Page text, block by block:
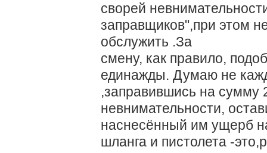
сворей
заправщиков",при этом
обслужить .За
смену, как правило,
единажды. Думаю не
,заправившись на сумму
невнимательности,
наснесённый им ущерб
шланга и пистолета -